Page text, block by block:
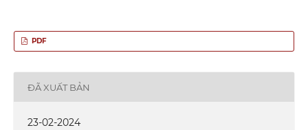
PDF
ĐÃ XUẤT BẢN
23-02-2024